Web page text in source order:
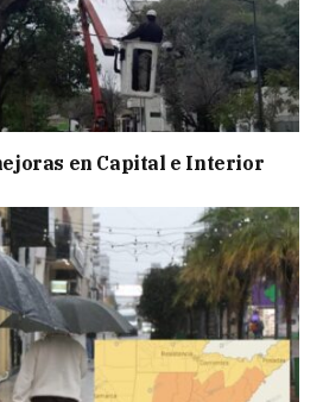
en Capital e Interior